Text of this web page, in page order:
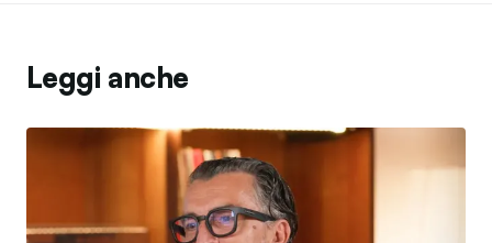
Leggi anche